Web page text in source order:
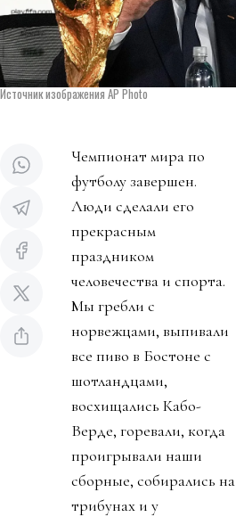
Источник изображения AP Photo
Чемпионат мира по
футболу завершен.
Люди сделали его
прекрасным
праздником
человечества и спорта.
Мы гребли с
норвежцами, выпивали
все пиво в Бостоне с
шотландцами,
восхищались Кабо-
Верде, горевали, когда
проигрывали наши
сборные, собирались на
трибунах и у